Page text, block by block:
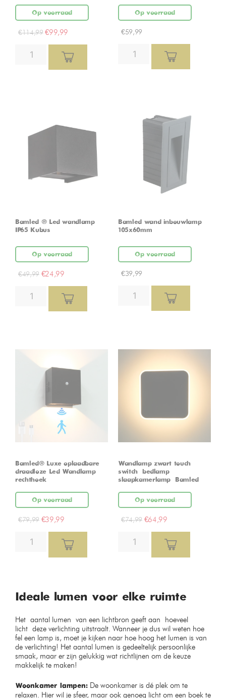
Op voorraad
€114,99 €99,99
Op voorraad
€59,99
Bamled ® Led wandlamp
IP65 Kubus
Op voorraad
€49,99 €24,99
Bamled wand inbouwlamp
105x60mm
Op voorraad
€39,99
Bamled® Luxe oplaadbare
draadloze Led Wandlamp
rechthoek
Op voorraad
€79,99 €39,99
Wandlamp zwart touch
switch – bedlamp –
slaapkamerlamp – Bamled
Op voorraad
€74,99 €64,99